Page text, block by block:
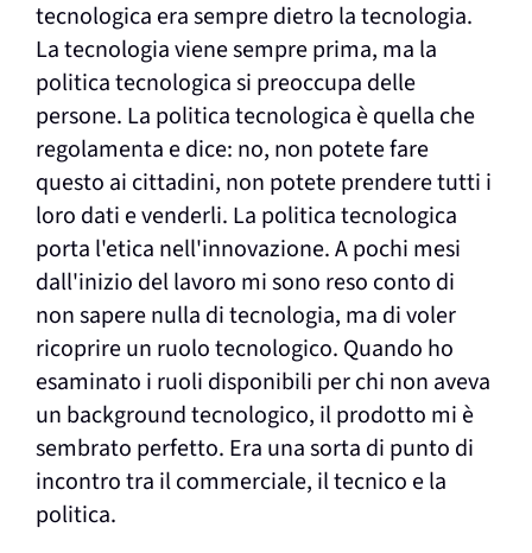
tecnologica era sempre dietro la tecnologia.
La tecnologia viene sempre prima, ma la
politica tecnologica si preoccupa delle
persone. La politica tecnologica è quella che
regolamenta e dice: no, non potete fare
questo ai cittadini, non potete prendere tutti i
loro dati e venderli. La politica tecnologica
porta l'etica nell'innovazione. A pochi mesi
dall'inizio del lavoro mi sono reso conto di
non sapere nulla di tecnologia, ma di voler
ricoprire un ruolo tecnologico. Quando ho
esaminato i ruoli disponibili per chi non aveva
un background tecnologico, il prodotto mi è
sembrato perfetto. Era una sorta di punto di
incontro tra il commerciale, il tecnico e la
politica.